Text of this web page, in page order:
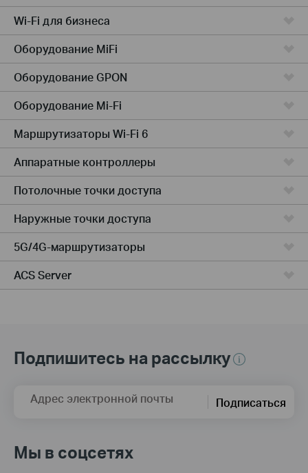
Wi-Fi для бизнеса
Оборудование MiFi
Оборудование GPON
Оборудование Mi-Fi
Маршрутизаторы Wi-Fi 6
Аппаратные контроллеры
Потолочные точки доступа
Наружные точки доступа
5G/4G-маршрутизаторы
ACS Server
Подпишитесь на рассылку
Адрес электронной почты Подписаться
Мы в соцсетях